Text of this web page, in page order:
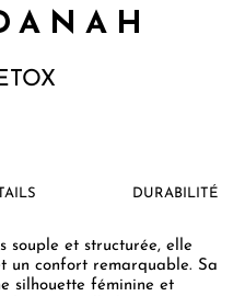
DURABILITÉ
souple et structurée, elle
un confort remarquable. Sa
silhouette féminine et